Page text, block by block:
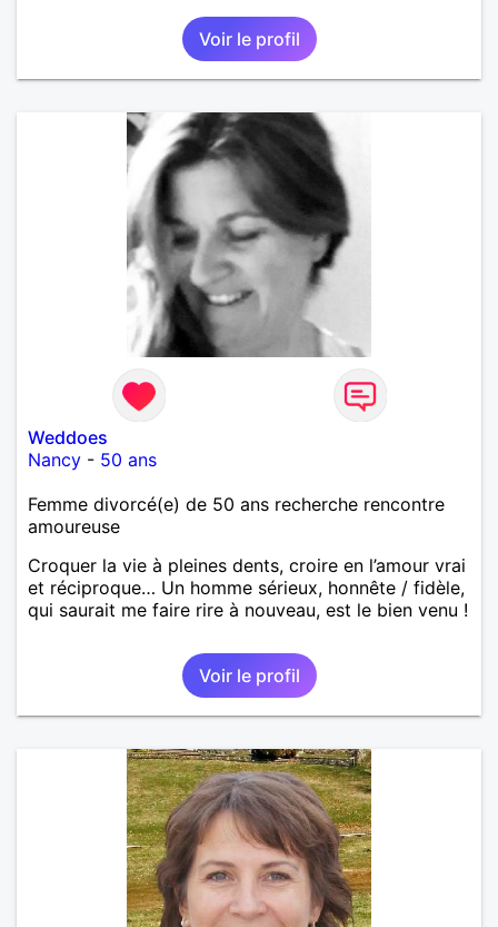
Voir le profil
Weddoes
Nancy - 50 ans
Femme divorcé(e) de 50 ans recherche rencontre
amoureuse
Croquer la vie à pleines dents, croire en l’amour vrai
et réciproque… Un homme sérieux, honnête / fidèle,
qui saurait me faire rire à nouveau, est le bien venu !
Voir le profil